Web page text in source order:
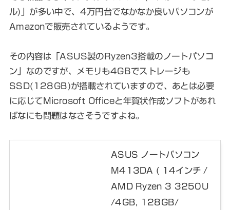
ル)」が多い中で、4万円台でなかなか良いパソコンが
Amazonで販売されているようです。
その内容は「ASUS製のRyzen3搭載のノートパソコ
ン」なのですが、メモリも4GBでストレージも
SSD(128GB)が搭載されていますので、あとは必要
に応じてMicrosoft Officeと年賀状作成ソフトがあれ
ばなにも問題はなさそうですよね。
ASUS ノートパソコン
M413DA ( 14インチ /
AMD Ryzen 3 3250U
/4GB, 128GB/